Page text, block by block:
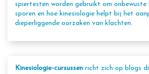
spiertesten worden gebruikt om
sporen en hoe kinesiologie helpt bij het
dieperliggende oorzaken van klachten.
Kinesiologie-cursussen richt zich op blogs